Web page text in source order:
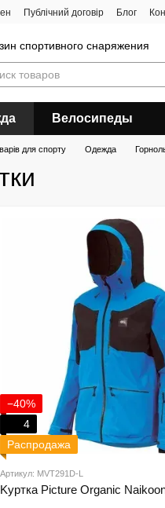
Публічний договір Блог
спортивного снаряжения
Велосипеды
для спорту Одежда
−40%
4
Распродажа
Артикул: MVT291D-L
Kуртка Picture Organic